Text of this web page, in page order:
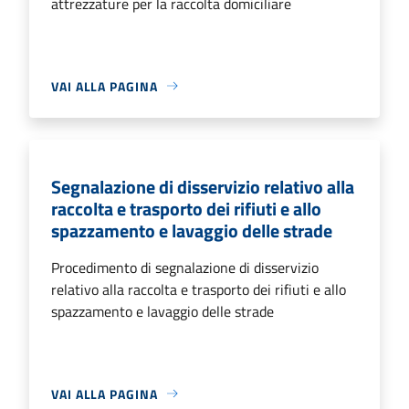
VAI ALLA PAGINA
Segnalazione di disservizio relativo alla
raccolta e trasporto dei rifiuti e allo
spazzamento e lavaggio delle strade
Procedimento di segnalazione di disservizio
relativo alla raccolta e trasporto dei rifiuti e allo
spazzamento e lavaggio delle strade
VAI ALLA PAGINA